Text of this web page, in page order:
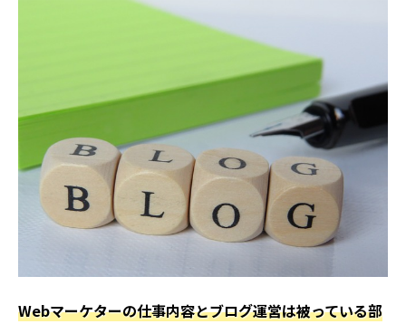
Webマーケターの仕事内容とブログ運営は被っている部